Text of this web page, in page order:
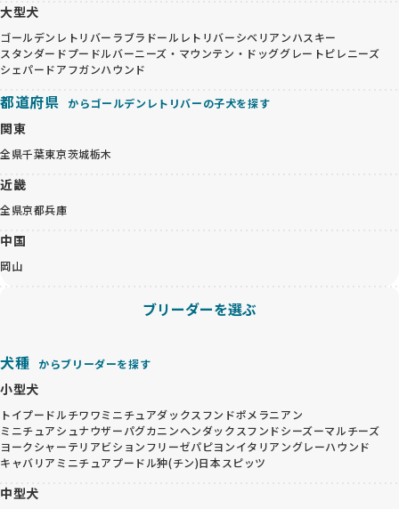
大型犬
ゴールデンレトリバー ラブラドールレトリバーシベリアンハスキー
スタンダードプードルバーニーズ・マウンテン・ドッググレートピレニーズ
シェパードアフガンハウンド
都道府県 からゴールデンレトリバーの子犬を探す
関東
全県千葉東京茨城栃木
近畿
全県京都兵庫
中国
岡山
ブリーダーを選ぶ
犬種 からブリーダーを探す
小型犬
トイプードルチワワミニチュアダックスフンドポメラニアン
ミニチュアシュナウザーパグカニンヘンダックスフンドシーズーマルチーズ
ヨークシャーテリアビションフリーゼパピヨンイタリアングレーハウンド
キャバリア ミニチュアプードル狆(チン)日本スピッツ
中型犬